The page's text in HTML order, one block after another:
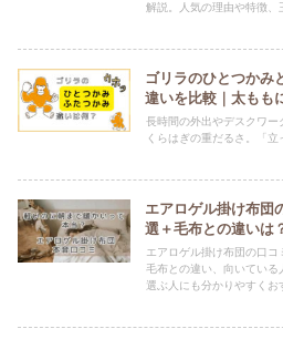
解説。人気の理由や特徴、
ゴリラのひとつかみ
違いを比較｜太もも
長時間の外出やデスクワー
くらはぎの重だるさ。「
エアロゲル掛け布団
選＋毛布との違いは
エアロゲル掛け布団の口コ
毛布との違い、向いている
選ぶ人にも分かりやすくお